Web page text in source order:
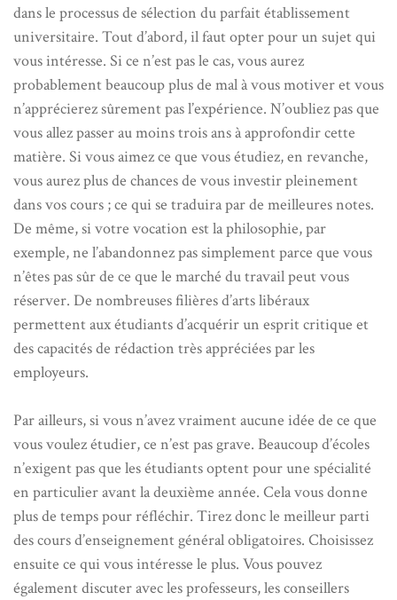
dans le processus de sélection du parfait établissement
universitaire. Tout d’abord, il faut opter pour un sujet qui
vous intéresse. Si ce n’est pas le cas, vous aurez
probablement beaucoup plus de mal à vous motiver et vous
n’apprécierez sûrement pas l’expérience. N’oubliez pas que
vous allez passer au moins trois ans à approfondir cette
matière. Si vous aimez ce que vous étudiez, en revanche,
vous aurez plus de chances de vous investir pleinement
dans vos cours ; ce qui se traduira par de meilleures notes.
De même, si votre vocation est la philosophie, par
exemple, ne l’abandonnez pas simplement parce que vous
n’êtes pas sûr de ce que le marché du travail peut vous
réserver. De nombreuses filières d’arts libéraux
permettent aux étudiants d’acquérir un esprit critique et
des capacités de rédaction très appréciées par les
employeurs.
Par ailleurs, si vous n’avez vraiment aucune idée de ce que
vous voulez étudier, ce n’est pas grave. Beaucoup d’écoles
n’exigent pas que les étudiants optent pour une spécialité
en particulier avant la deuxième année. Cela vous donne
plus de temps pour réfléchir. Tirez donc le meilleur parti
des cours d’enseignement général obligatoires. Choisissez
ensuite ce qui vous intéresse le plus. Vous pouvez
également discuter avec les professeurs, les conseillers